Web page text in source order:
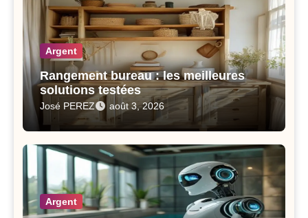
Argent
Rangement bureau : les meilleures
solutions testées
José PEREZ août 3, 2026
Argent